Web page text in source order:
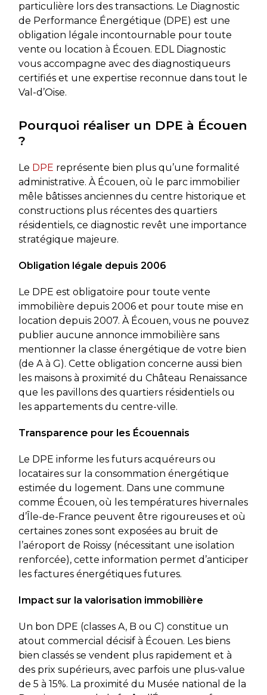
particulière lors des transactions. Le Diagnostic
de Performance Énergétique (DPE) est une
obligation légale incontournable pour toute
vente ou location à Écouen. EDL Diagnostic
vous accompagne avec des diagnostiqueurs
certifiés et une expertise reconnue dans tout le
Val-d’Oise.
Pourquoi réaliser un DPE à Écouen
?
Le DPE représente bien plus qu’une formalité
administrative. À Écouen, où le parc immobilier
mêle bâtisses anciennes du centre historique et
constructions plus récentes des quartiers
résidentiels, ce diagnostic revêt une importance
stratégique majeure.
Obligation légale depuis 2006
Le DPE est obligatoire pour toute vente
immobilière depuis 2006 et pour toute mise en
location depuis 2007. À Écouen, vous ne pouvez
publier aucune annonce immobilière sans
mentionner la classe énergétique de votre bien
(de A à G). Cette obligation concerne aussi bien
les maisons à proximité du Château Renaissance
que les pavillons des quartiers résidentiels ou
les appartements du centre-ville.
Transparence pour les Écouennais
Le DPE informe les futurs acquéreurs ou
locataires sur la consommation énergétique
estimée du logement. Dans une commune
comme Écouen, où les températures hivernales
d’Île-de-France peuvent être rigoureuses et où
certaines zones sont exposées au bruit de
l’aéroport de Roissy (nécessitant une isolation
renforcée), cette information permet d’anticiper
les factures énergétiques futures.
Impact sur la valorisation immobilière
Un bon DPE (classes A, B ou C) constitue un
atout commercial décisif à Écouen. Les biens
bien classés se vendent plus rapidement et à
des prix supérieurs, avec parfois une plus-value
de 5 à 15%. La proximité du Musée national de la